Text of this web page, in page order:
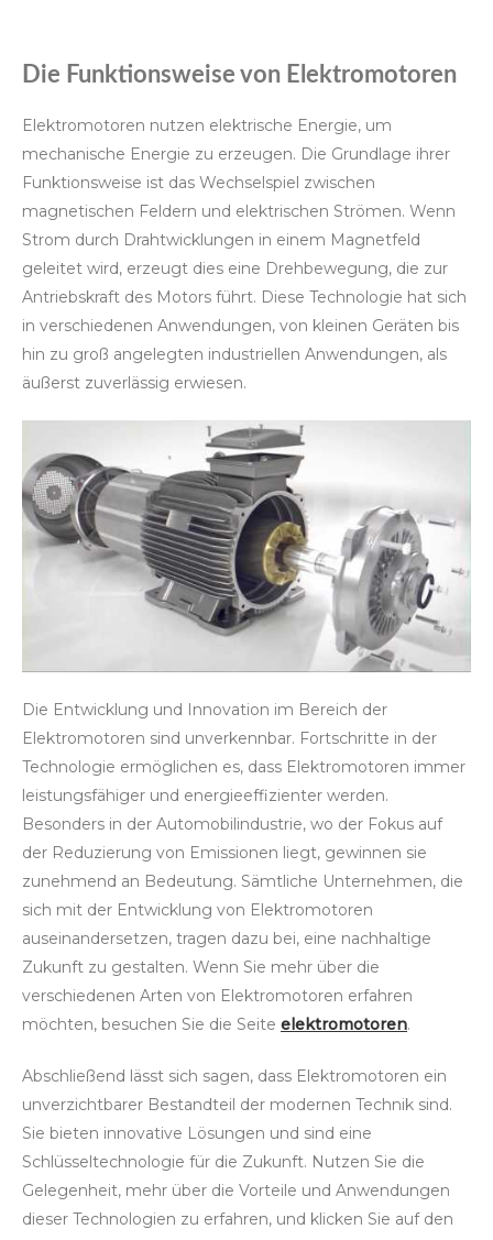
Die Funktionsweise von Elektromotoren
Elektromotoren nutzen elektrische Energie, um
mechanische Energie zu erzeugen. Die Grundlage ihrer
Funktionsweise ist das Wechselspiel zwischen
magnetischen Feldern und elektrischen Strömen. Wenn
Strom durch Drahtwicklungen in einem Magnetfeld
geleitet wird, erzeugt dies eine Drehbewegung, die zur
Antriebskraft des Motors führt. Diese Technologie hat sich
in verschiedenen Anwendungen, von kleinen Geräten bis
hin zu groß angelegten industriellen Anwendungen, als
äußerst zuverlässig erwiesen.
Die Entwicklung und Innovation im Bereich der
Elektromotoren sind unverkennbar. Fortschritte in der
Technologie ermöglichen es, dass Elektromotoren immer
leistungsfähiger und energieeffizienter werden.
Besonders in der Automobilindustrie, wo der Fokus auf
der Reduzierung von Emissionen liegt, gewinnen sie
zunehmend an Bedeutung. Sämtliche Unternehmen, die
sich mit der Entwicklung von Elektromotoren
auseinandersetzen, tragen dazu bei, eine nachhaltige
Zukunft zu gestalten. Wenn Sie mehr über die
verschiedenen Arten von Elektromotoren erfahren
möchten, besuchen Sie die Seite elektromotoren.
Abschließend lässt sich sagen, dass Elektromotoren ein
unverzichtbarer Bestandteil der modernen Technik sind.
Sie bieten innovative Lösungen und sind eine
Schlüsseltechnologie für die Zukunft. Nutzen Sie die
Gelegenheit, mehr über die Vorteile und Anwendungen
dieser Technologien zu erfahren, und klicken Sie auf den